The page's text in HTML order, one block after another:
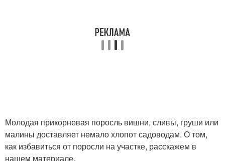
Молодая прикорневая поросль вишни, сливы, груши или
малины доставляет немало хлопот садоводам. О том,
как избавиться от поросли на участке, расскажем в
нашем материале.